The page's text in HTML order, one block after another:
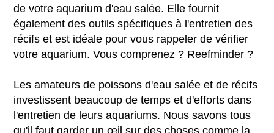
de votre aquarium d'eau salée. Elle fournit
également des outils spécifiques à l'entretien des
récifs et est idéale pour vous rappeler de vérifier
votre aquarium. Vous comprenez ? Reefminder ?
Les amateurs de poissons d'eau salée et de récifs
investissent beaucoup de temps et d'efforts dans
l'entretien de leurs aquariums. Nous savons tous
qu'il faut garder un œil sur des choses comme la